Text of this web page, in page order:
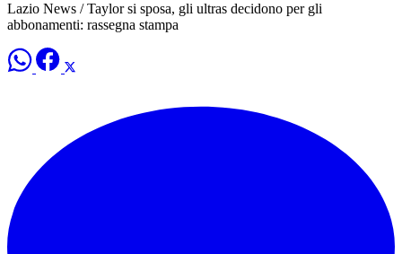
Lazio News / Taylor si sposa, gli ultras decidono per gli
abbonamenti: rassegna stampa